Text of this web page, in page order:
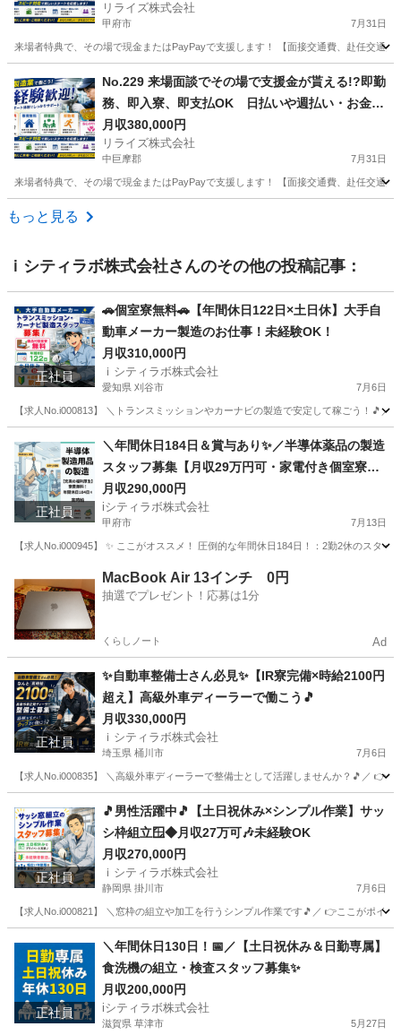
部品の製造・加工のお仕事♪
リライズ株式会社
甲府市 7月31日
来場者特典で、その場で現金またはPayPayで支援します！ 【面接交通費、赴任交通
No.229 来場面談でその場で支援金が貰える!?即勤
務、即入寮、即支払OK 日払いや週払い・お金住
む場所に困ってる方必見の案件です！簡単な電子
部品の製造・加工のお仕事♪
月収380,000円
リライズ株式会社
中巨摩郡 7月31日
来場者特典で、その場で現金またはPayPayで支援します！ 【面接交通費、赴任交通
山梨 中巨摩郡
もっと見る
ｉシティラボ株式会社さんのその他の投稿記事：
正社員
🚗個室寮無料🚗【年間休日122日×土日休】大手自
動車メーカー製造のお仕事！未経験OK！
月収310,000円
ｉシティラボ株式会社
愛知県 刈谷市 7月6日
【求人No.i000813】 ＼トランスミッションやカーナビの製造で安定して稼ごう！🎵
その他 未経験
正社員
＼年間休日184日＆賞与あり✨／半導体薬品の製造
スタッフ募集【月収29万円可・家電付き個室寮＆
寮費無料】
月収290,000円
iシティラボ株式会社
甲府市 7月13日
【求人No.i000945】 ✨ ここがオススメ！ 圧倒的な年間休日184日！：2勤2休のスタ
その他 重量
MacBook Air 13インチ 0円
抽選でプレゼント！応募は1分
くらしノート Ad
正社員
✨自動車整備士さん必見✨【IR寮完備×時給2100円
超え】高級外車ディーラーで働こう🎵
月収330,000円
ｉシティラボ株式会社
埼玉県 桶川市 7月6日
【求人No.i000835】 ＼高級外車ディーラーで整備士として活躍しませんか？🎵／ 👉
その他 ディーラー
正社員
🎵男性活躍中🎵【土日祝休み×シンプル作業】サッ
シ枠組立🪟◆月収27万可🎶未経験OK
月収270,000円
ｉシティラボ株式会社
静岡県 掛川市 7月6日
【求人No.i000821】 ＼窓枠の組立や加工を行うシンプル作業です🎵／ 👉ここがポイ
その他
正社員
＼年間休日130日！📅／【土日祝休み＆日勤専属】
食洗機の組立・検査スタッフ募集✨
月収200,000円
iシティラボ株式会社
滋賀県 草津市 5月27日